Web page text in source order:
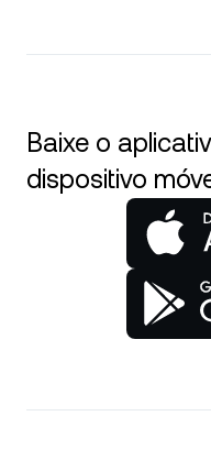
Baixe o
dispositivo